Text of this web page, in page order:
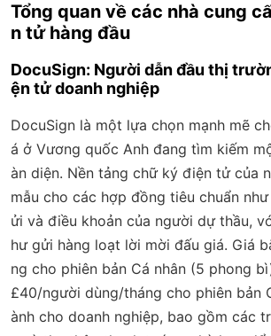
Tổng quan về các nhà cung
n tử hàng đầu
DocuSign: Người dẫn đầu thị
ện tử doanh nghiệp
DocuSign là một lựa chọn mạnh mẽ
á ở Vương quốc Anh đang tìm kiếm
àn diện. Nền tảng chữ ký điện tử của
mẫu cho các hợp đồng tiêu chuẩn
ửi và điều khoản của người dự thầu,
hư gửi hàng loạt lời mời đấu giá. Giá
ng cho phiên bản Cá nhân (5 phong
£40/người dùng/tháng cho phiên bản
ành cho doanh nghiệp, bao gồm các